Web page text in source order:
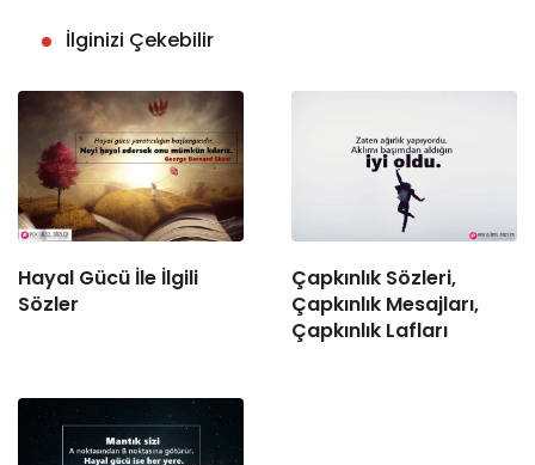
İlginizi Çekebilir
Hayal Gücü İle İlgili
Sözler
Çapkınlık Sözleri,
Çapkınlık Mesajları,
Çapkınlık Lafları